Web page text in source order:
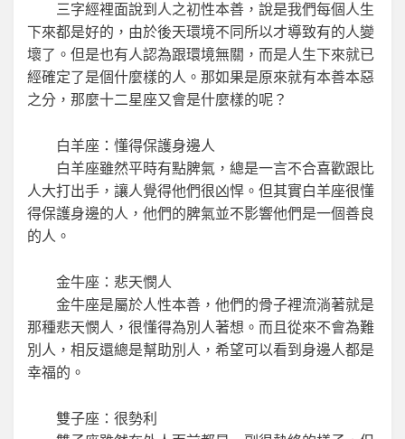
三字經裡面說到人之初性本善，說是我們每個人生
下來都是好的，由於後天環境不同所以才導致有的人變
壞了。但是也有人認為跟環境無關，而是人生下來就已
經確定了是個什麼樣的人。那如果是原來就有本善本惡
之分，那麼十二星座又會是什麼樣的呢？
白羊座：懂得保護身邊人
白羊座雖然平時有點脾氣，總是一言不合喜歡跟比
人大打出手，讓人覺得他們很凶悍。但其實白羊座很懂
得保護身邊的人，他們的脾氣並不影響他們是一個善良
的人。
金牛座：悲天憫人
金牛座是屬於人性本善，他們的骨子裡流淌著就是
那種悲天憫人，很懂得為別人著想。而且從來不會為難
別人，相反還總是幫助別人，希望可以看到身邊人都是
幸福的。
雙子座：很勢利